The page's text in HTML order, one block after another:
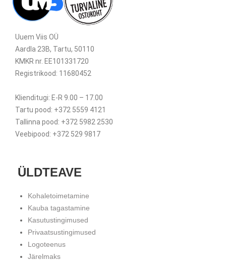
Uuem Viis OÜ
Aardla 23B, Tartu, 50110
KMKR nr. EE101331720
Registrikood: 11680452
Klienditugi: E-R 9.00 – 17.00
Tartu pood: +372 5559 4121
Tallinna pood: +372 5982 2530
Veebipood: +372 529 9817
ÜLDTEAVE
Kohaletoimetamine
Kauba tagastamine
Kasutustingimused
Privaatsustingimused
Logoteenus
Järelmaks